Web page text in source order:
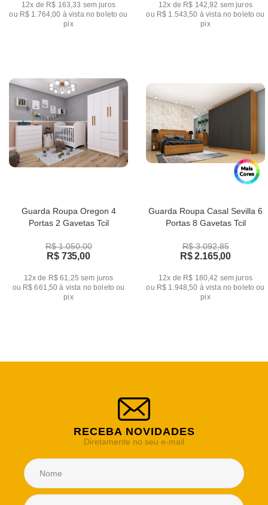
12x de R$ 163,33 sem juros
ou R$ 1.764,00 à vista no boleto ou
pix
12x de R$ 142,92 sem juros
ou R$ 1.543,50 à vista no boleto ou
pix
Guarda Roupa Oregon 4
Portas 2 Gavetas Tcil
R$ 1.050,00
R$ 735,00
12x de R$ 61,25 sem juros
ou R$ 661,50 à vista no boleto ou
pix
Guarda Roupa Casal Sevilla 6
Portas 8 Gavetas Tcil
R$ 3.092,85
R$ 2.165,00
12x de R$ 180,42 sem juros
ou R$ 1.948,50 à vista no boleto ou
pix
RECEBA NOVIDADES
Diretamente no seu e-mail